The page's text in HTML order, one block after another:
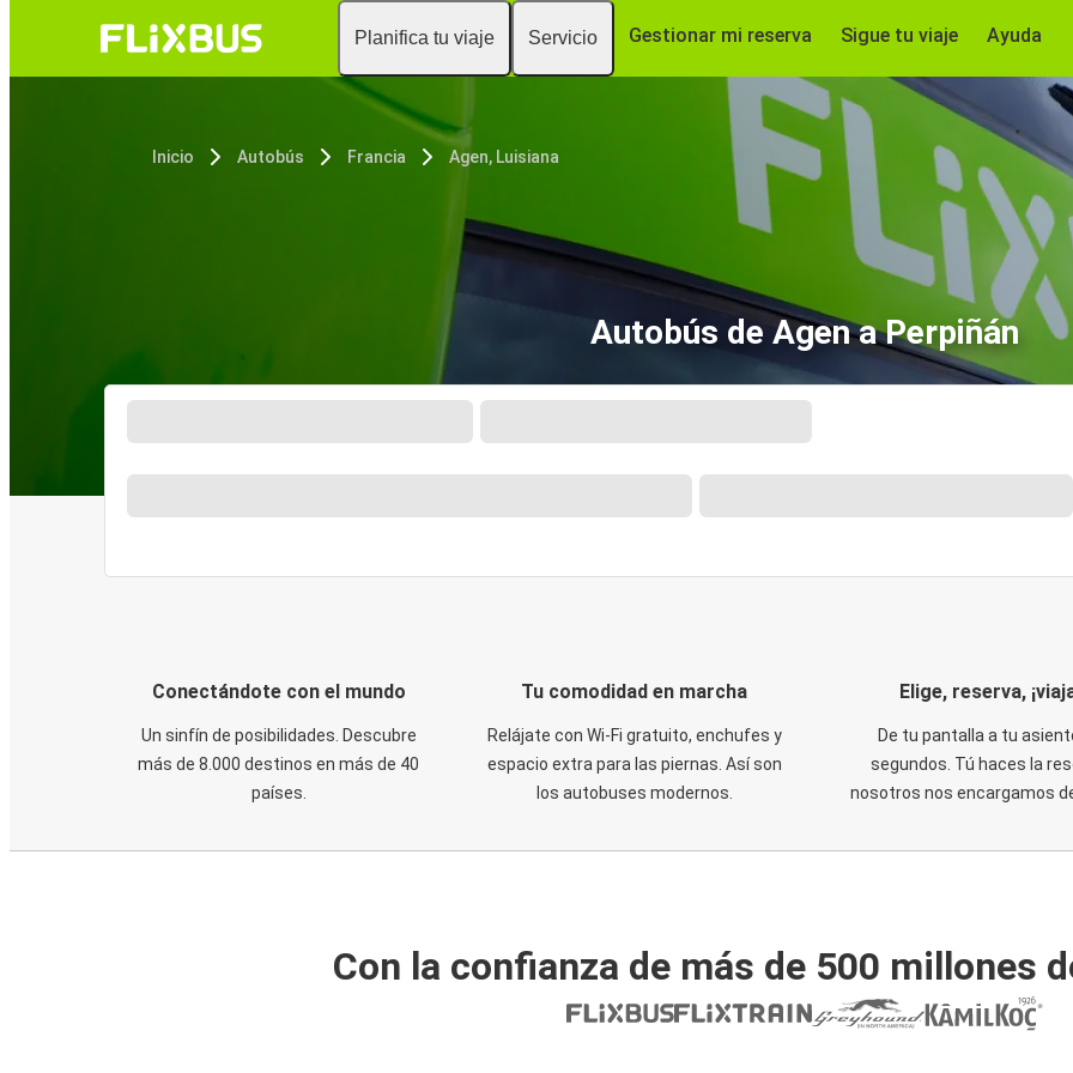
Planifica tu viaje Servicio Gestionar mi reserva Sigue tu viaje Ayuda
Inicio Autobús Francia Agen, Luisiana
Autobús de Agen a Perpiñán
Conectándote con el mundo
Un sinfín de posibilidades. Descubre
más de 8.000 destinos en más de 40
países.
Tu comodidad en marcha
Relájate con Wi-Fi gratuito, enchufes y
espacio extra para las piernas. Así son
los autobuses modernos.
Elige, reserva,
De tu pantalla a tu
segundos. Tú haces la
nosotros nos encargamos
Con la confianza de más de 500 millones